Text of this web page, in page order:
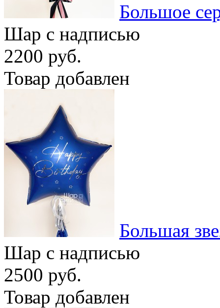
Большое
Шар с надписью
2200 руб.
Товар добавлен
Большая
Шар с надписью
2500 руб.
Товар добавлен